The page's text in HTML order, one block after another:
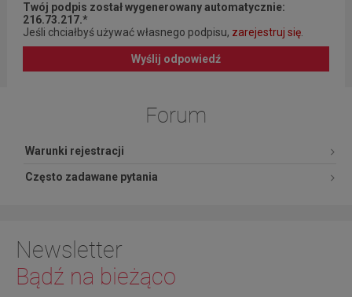
Twój podpis został wygenerowany automatycznie:
216.73.217.*
Jeśli chciałbyś używać własnego podpisu, zarejestruj się.
Wyślij odpowiedź
Forum
Warunki rejestracji
Często zadawane pytania
Newsletter
Bądź na bieżąco